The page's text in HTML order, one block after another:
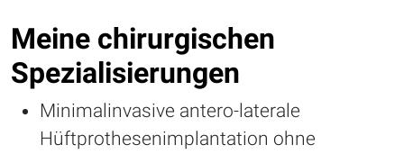
Meine chirurgischen
Spezialisierungen
Minimalinvasive antero-laterale
Hüftprothesenimplantation ohne